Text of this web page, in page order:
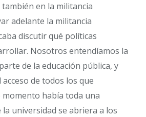
en la militancia
adelante la militancia
discutir qué políticas
Nosotros entendíamos la
de la educación pública, y
de todos los que
momento había toda una
universidad se abriera a los